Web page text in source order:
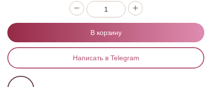
В корзину
Написать в Telegram